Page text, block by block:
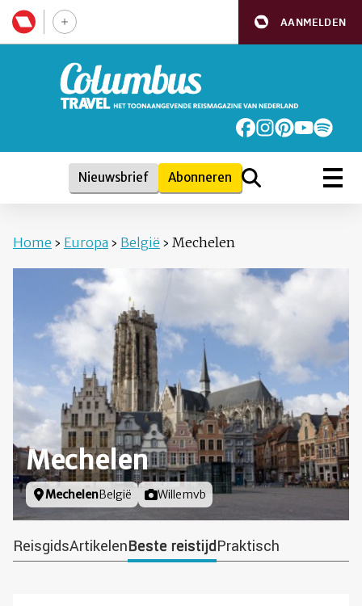
AANMELDEN
Nieuwsbrief Abonneren
Home › Europa › België › Mechelen
Mechelen
Locatie
MechelenBelgië Foto door
Willemvb
ReisgidsArtikelenBeste reistijdPraktisch